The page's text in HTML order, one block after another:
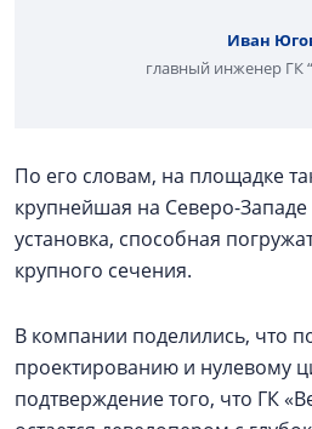
Иван
главный инженер ГК
По его словам, на площадке
крупнейшая на Северо-
установка, способная
крупного сечения.
В компании поделились, что
проектированию и нулевому
подтверждение того, что ГК